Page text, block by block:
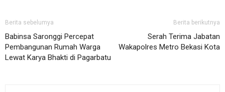
Berita sebelumya
Babinsa Saronggi Percepat
Pembangunan Rumah Warga
Lewat Karya Bhakti di Pagarbatu
Berita berikutnya
Serah Terima Jabatan
Wakapolres Metro Bekasi Kota